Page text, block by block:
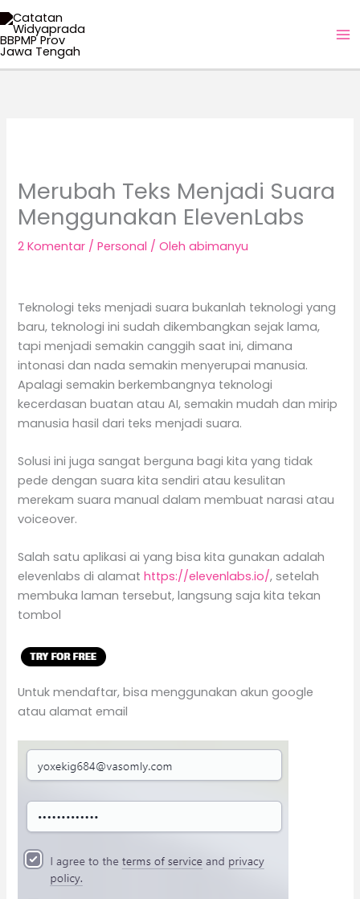
Lewati
ke
konten
Merubah Teks Menjadi Suara
Menggunakan ElevenLabs
2 Komentar /Personal / Olehabimanyu
Teknologi teks menjadi suara bukanlah teknologi yang
baru, teknologi ini sudah dikembangkan sejak lama,
tapi menjadi semakin canggih saat ini, dimana
intonasi dan nada semakin menyerupai manusia.
Apalagi semakin berkembangnya teknologi
kecerdasan buatan atau AI, semakin mudah dan mirip
manusia hasil dari teks menjadi suara.
Solusi ini juga sangat berguna bagi kita yang tidak
pede dengan suara kita sendiri atau kesulitan
merekam suara manual dalam membuat narasi atau
voiceover.
Salah satu aplikasi ai yang bisa kita gunakan adalah
elevenlabs di alamathttps://elevenlabs.io/, setelah
membuka laman tersebut, langsung saja kita tekan
tombol
Untuk mendaftar, bisa menggunakan akun google
atau alamat email